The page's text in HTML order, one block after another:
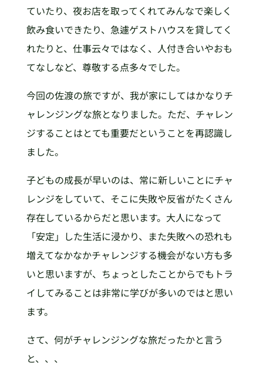
ていたり、夜お店を取ってくれてみんなで楽しく
飲み食いできたり、急遽ゲストハウスを貸してく
れたりと、仕事云々ではなく、人付き合いやおも
てなしなど、尊敬する点多々でした。
今回の佐渡の旅ですが、我が家にしてはかなりチ
ャレンジングな旅となりました。ただ、チャレン
ジすることはとても重要だということを再認識し
ました。
子どもの成長が早いのは、常に新しいことにチャ
レンジをしていて、そこに失敗や反省がたくさん
存在しているからだと思います。大人になって
「安定」した生活に浸かり、また失敗への恐れも
増えてなかなかチャレンジする機会がない方も多
いと思いますが、ちょっとしたことからでもトラ
イしてみることは非常に学びが多いのではと思い
ます。
さて、何がチャレンジングな旅だったかと言う
と、、、